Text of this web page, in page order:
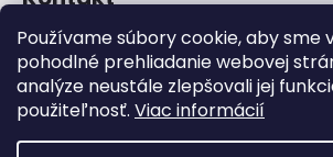
Používame súbory cookie, aby sme
pohodlné prehliadanie webovej
analýze neustále zlepšovali jej
použiteľnosť. Viac informácií
info@nozkaobujsa.sk
+421907383063
Nozkaobujsa.sk
Nozkaobujsa